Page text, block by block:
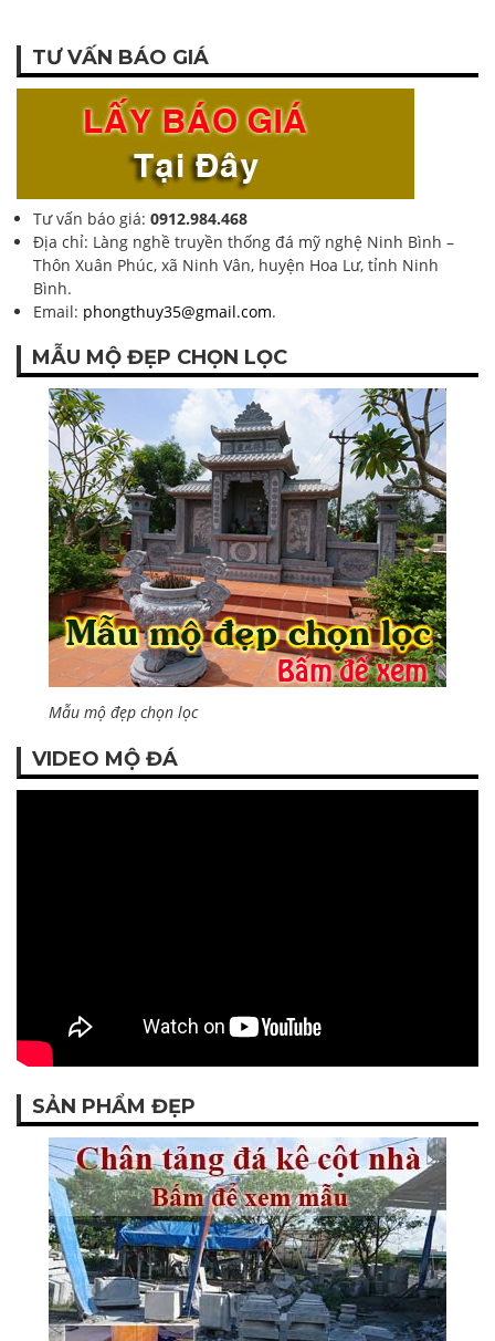
TƯ VẤN BÁO GIÁ
Tư vấn báo giá: 0912.984.468
Địa chỉ: Làng nghề truyền thống đá mỹ nghệ Ninh Bình –
Thôn Xuân Phúc, xã Ninh Vân, huyện Hoa Lư, tỉnh Ninh
Bình.
Email: phongthuy35@gmail.com.
MẪU MỘ ĐẸP CHỌN LỌC
Mẫu mộ đẹp chọn lọc
VIDEO MỘ ĐÁ
SẢN PHẨM ĐẸP